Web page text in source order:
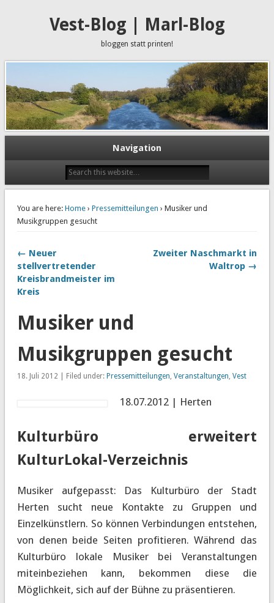
Vest-Blog | Marl-Blog
bloggen statt printen!
Navigation
You are here: Home› Pressemitteilungen › Musiker und
Musikgruppen gesucht
← Neuer
stellvertretender
Kreisbrandmeister im
Kreis
Zweiter Naschmarkt in
Waltrop →
Musiker und
Musikgruppen gesucht
18. Juli 2012 | Filed under: Pressemitteilungen Veranstaltungen Vest
18.07.2012 | Herten
Kulturbüro erweitert
KulturLokal-Verzeichnis
Musiker aufgepasst: Das Kulturbüro der Stadt
Herten sucht neue Kontakte zu Gruppen und
Einzelkünstlern. So können Verbindungen entstehen,
von denen beide Seiten profitieren. Während das
Kulturbüro lokale Musiker bei Veranstaltungen
miteinbeziehen kann, bekommen diese die
Möglichkeit, sich auf der Bühne zu präsentieren.